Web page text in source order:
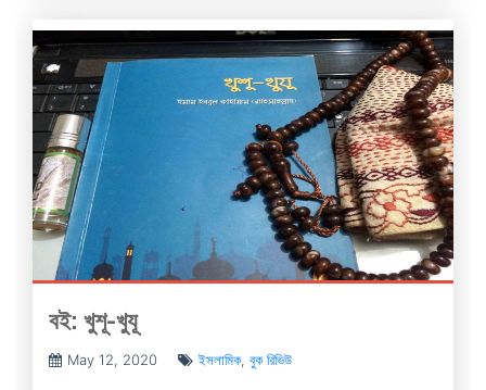
বই: খুশূ-খুযূ
May 12, 2020 ইসলামিক, বুক রিভিউ